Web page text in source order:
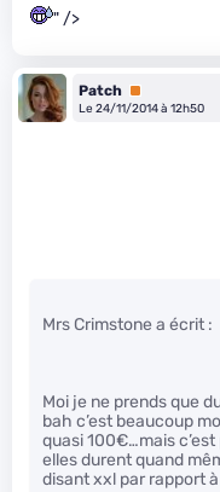
" />
Patch Premium
Le 24/11/2014 à 12h50
Mrs Crimstone a écrit :
Moi je ne prends que
bah c’est beaucoup
quasi 100€…mais
elles durent quand
disant xxl par rapport